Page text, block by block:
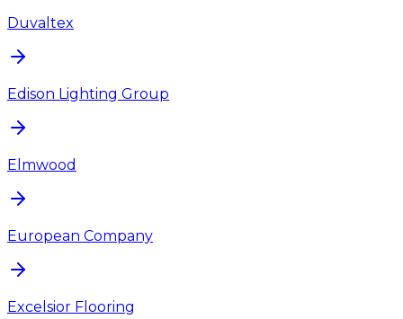
Duvaltex
Edison Lighting Group
Elmwood
European Company
Excelsior Flooring